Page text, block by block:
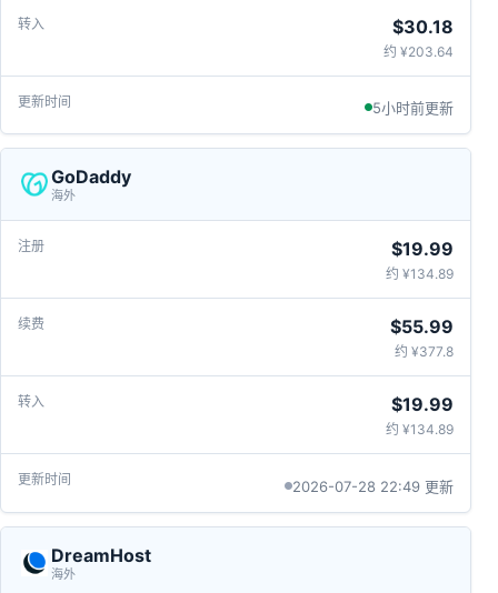
$30.18
约 ¥203.64
5小时前更新
GoDaddy
海外
$19.99
约 ¥134.89
$55.99
约 ¥377.8
$19.99
约 ¥134.89
2026-07-28 22:49 更新
DreamHost
海外